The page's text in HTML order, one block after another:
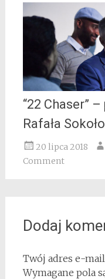
“22 Chaser”
Rafała
20 lipca 2018
Comment
Dodaj
Twój adres e-
Wymagane pola